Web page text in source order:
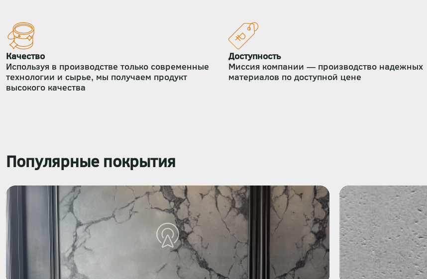
Качество
Используя в производстве только современные
технологии и сырье, мы получаем продукт
высокого качества
Доступность
Миссия компании — производство надежных
материалов по доступной цене
Популярные покрытия